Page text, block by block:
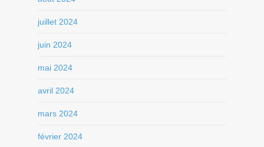
juillet 2024
juin 2024
mai 2024
avril 2024
mars 2024
février 2024